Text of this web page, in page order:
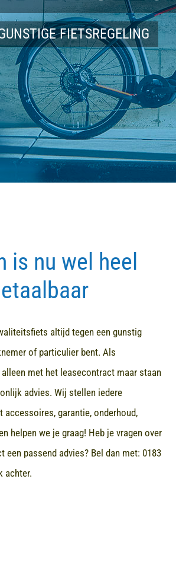
FIETSREGELING
is nu wel heel
altijd tegen een gunstig
of particulier bent. Als
met het leasecontract maar staan
advies. Wij stellen iedere
accessoires, garantie, onderhoud,
helpen we je graag! Heb je vragen over
passend advies? Bel dan met: 0183
achter.